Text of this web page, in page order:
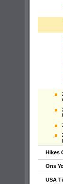
Hikes
Ons
USA